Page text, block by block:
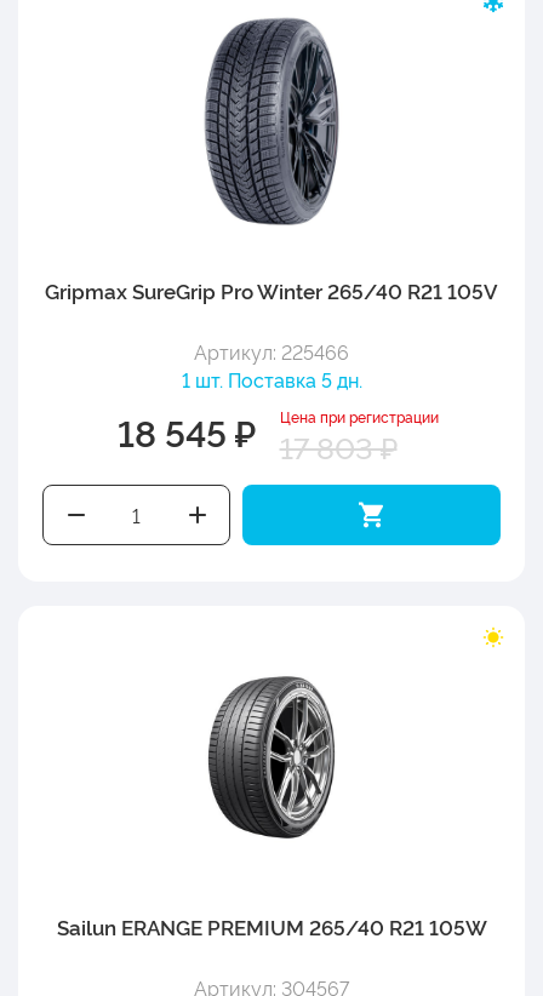
Gripmax SureGrip Pro Winter 265/40 R21 105V
Артикул: 225466
1 шт. Поставка 5 дн.
18 545 ₽ Цена при регистрации
17 803 ₽
Sailun ERANGE PREMIUM 265/40 R21 105W
Артикул: 304567